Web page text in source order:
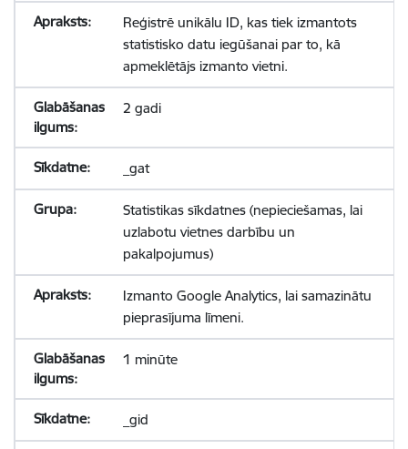
Reģistrē unikālu ID, kas tiek izmantots
statistisko datu iegūšanai par to, kā
apmeklētājs izmanto vietni.
2 gadi
_gat
Statistikas sīkdatnes (nepieciešamas, lai
uzlabotu vietnes darbību un
pakalpojumus)
Izmanto Google Analytics, lai samazinātu
pieprasījuma līmeni.
1 minūte
_gid